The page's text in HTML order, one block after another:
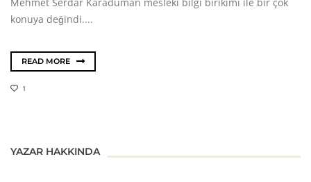
konuya değindi....
READ MORE
1
YAZAR HAKKINDA